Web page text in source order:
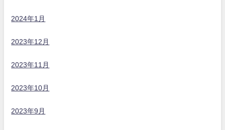
2024年1月
2023年12月
2023年11月
2023年10月
2023年9月